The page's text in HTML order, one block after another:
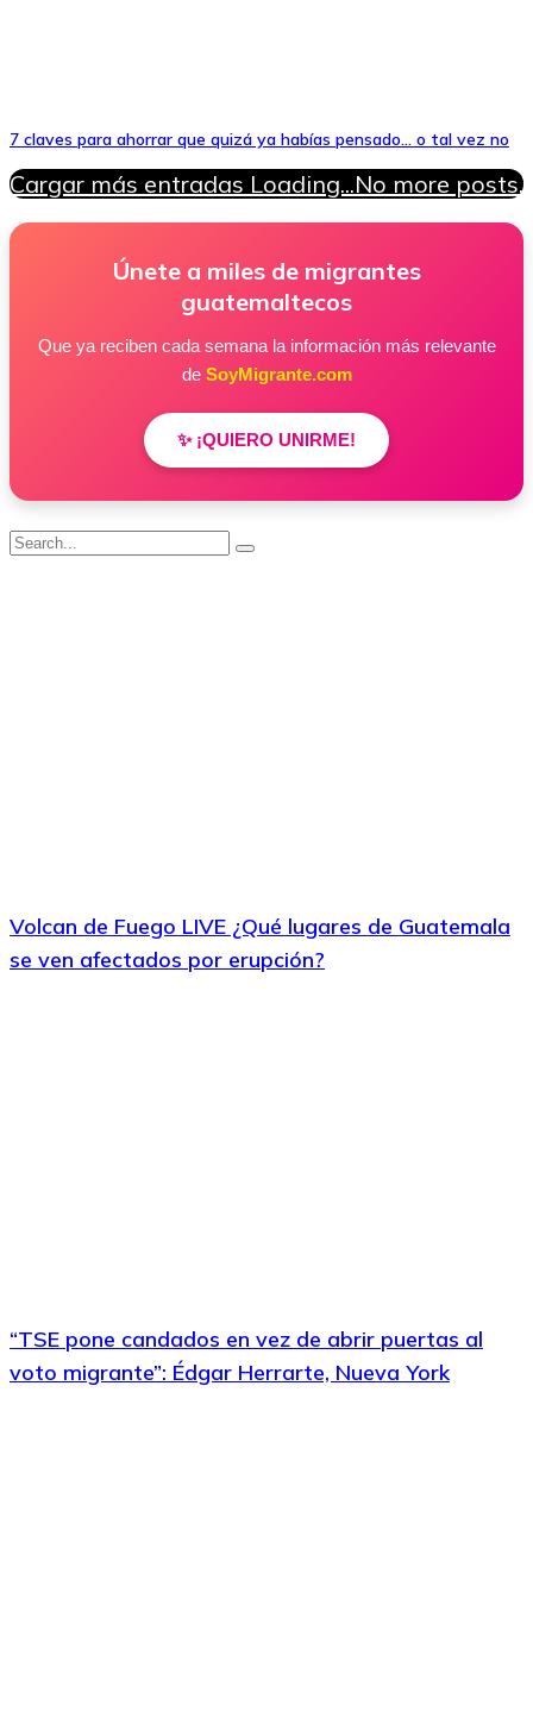
7 claves para ahorrar que quizá ya habías pensado… o tal vez no
Cargar más entradas Loading...No more posts.
Únete a miles de migrantes
guatemaltecos
Que ya reciben cada semana la información más relevante
de SoyMigrante.com
✨ ¡QUIERO UNIRME!
Volcan de Fuego LIVE ¿Qué lugares de Guatemala
se ven afectados por erupción?
“TSE pone candados en vez de abrir puertas al
voto migrante”: Édgar Herrarte, Nueva York